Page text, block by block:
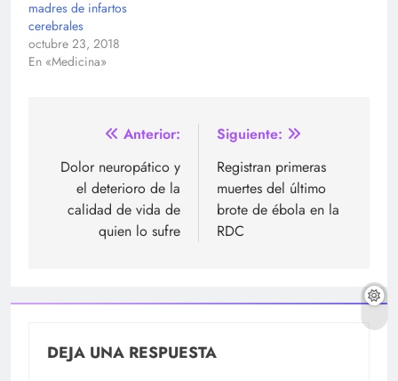
madres de infartos
cerebrales
octubre 23, 2018
En «Medicina»
Navegación
de
entradas
Anterior:
Dolor neuropático y
el deterioro de la
calidad de vida de
quien lo sufre
Siguiente:
Registran primeras
muertes del último
brote de ébola en la
RDC
DEJA UNA RESPUESTA